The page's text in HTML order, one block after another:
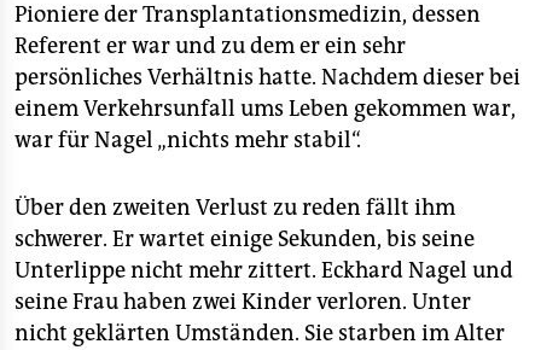
Pioniere der Transplantationsmedizin, dessen
Referent er war und zu dem er ein sehr
persönliches Verhältnis hatte. Nachdem dieser bei
einem Verkehrsunfall ums Leben gekommen war,
war für Nagel „nichts mehr stabil“.
Über den zweiten Verlust zu reden fällt ihm
schwerer. Er wartet einige Sekunden, bis seine
Unterlippe nicht mehr zittert. Eckhard Nagel und
seine Frau haben zwei Kinder verloren. Unter
nicht geklärten Umständen. Sie starben im Alter